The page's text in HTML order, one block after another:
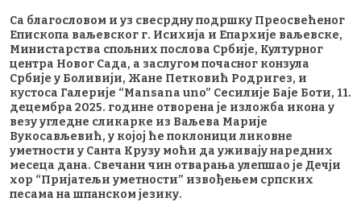
Са благословом и уз свесрдну подршку Преосвећеног
Епископа ваљевског г. Исихија и Епархије ваљевске,
Министарства спољних послова Србије, Културног
центра Новог Сада, а заслугом почасног конзула
Србије у Боливији, Жане Петковић Родригез, и
кустоса Галерије “Mansana uno” Сесилије Баје Боти, 11.
децембра 2025. године отворена је изложба икона у
везу угледне сликарке из Ваљева Марије
Вукосављевић, у којој ће поклоници ликовне
уметности у Санта Крузу моћи да уживају наредних
месеца дана. Свечани чин отварања улепшао је Дечји
хор “Пријатељи уметности” извођењем српских
песама на шпанском језику.